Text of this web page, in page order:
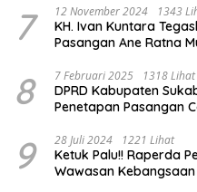
7 12 November 2024 1343
KH. Ivan Kuntara
Pasangan Ane Ratna
8 7 Februari 2025 1318 Lihat
DPRD Kabupaten
Penetapan Pasangan
9 28 Juli 2024 1221 Lihat
Ketuk Palu!! Raperda
Wawasan Kebangsaan